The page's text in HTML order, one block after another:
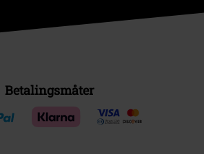
Betalingsmåter